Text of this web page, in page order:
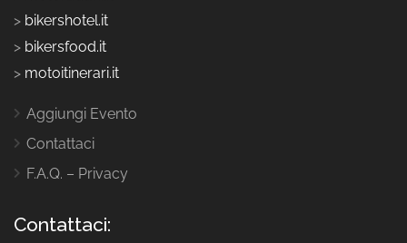
> bikershotel.it
> bikersfood.it
> motoitinerari.it
Aggiungi Evento
Contattaci
F.A.Q. – Privacy
Contattaci: